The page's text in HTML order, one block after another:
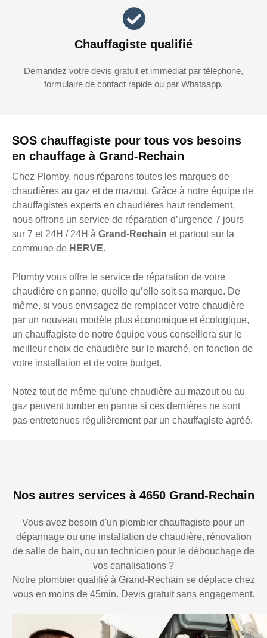
SOS chauffagiste pour tous vos besoins
en chauffage à Grand-Rechain
Chez Plomby, nous réparons toutes les marques de
chaudières au gaz et de mazout. Grâce à notre équipe de
chauffagistes experts en chaudières haut rendement,
nous offrons un service de réparation d’urgence 7 jours
sur 7 et 24H / 24H à Grand-Rechain et partout sur la
commune de HERVE.
Plomby vous offre le service de réparation de votre
chaudière en panne, quelle qu’elle soit sa marque. De
même, si vous envisagez de remplacer votre chaudière
par un nouveau modèle plus économique et écologique,
un chauffagiste de notre équipe vous conseillera sur le
meilleur choix de chaudière sur le marché, en fonction de
votre installation et de votre budget.
Notez tout de même qu'une chaudière au mazout ou au
gaz peuvent tomber en panne si ces dernières ne sont
pas entretenues régulièrement par un chauffagiste agréé.
Chauffagiste qualifié
Demandez votre devis gratuit et immédiat par téléphone,
formulaire de contact rapide ou par Whatsapp.
Nos autres services à 4650 Grand-Rechain
Vous avez besoin d'un plombier chauffagiste pour un
dépannage ou une installation de chaudière, rénovation
de salle de bain, ou un technicien pour le débouchage de
vos canalisations ?
Notre plombier qualifié à Grand-Rechain se déplace chez
vous en moins de 45min. Devis gratuit sans engagement.